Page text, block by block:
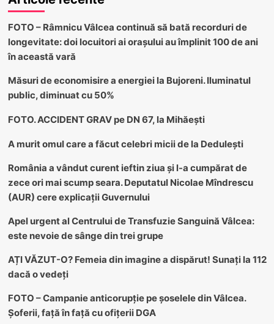
FOTO – Râmnicu Vâlcea continuă să bată recorduri de
longevitate: doi locuitori ai orașului au împlinit 100 de ani
în această vară
Măsuri de economisire a energiei la Bujoreni. Iluminatul
public, diminuat cu 50%
FOTO. ACCIDENT GRAV pe DN 67, la Mihăești
A murit omul care a făcut celebri micii de la Dedulești
România a vândut curent ieftin ziua și l-a cumpărat de
zece ori mai scump seara. Deputatul Nicolae Mîndrescu
(AUR) cere explicații Guvernului
Apel urgent al Centrului de Transfuzie Sanguină Vâlcea:
este nevoie de sânge din trei grupe
AȚI VĂZUT-O? Femeia din imagine a dispărut! Sunați la 112
dacă o vedeți
FOTO – Campanie anticorupție pe șoselele din Vâlcea.
Șoferii, față în față cu ofițerii DGA